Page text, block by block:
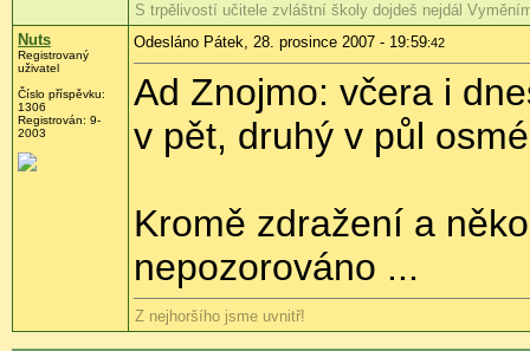
S trpělivostí učitele zvláštní školy dojdeš nejdál
Nuts
Registrovaný
uživatel
Číslo příspěvku:
1306
Registrován: 9-
2003
Odesláno Pátek, 28. prosince 2007 - 19:59:42
Ad Znojmo: včera i
v pět, druhý v půl
Kromě zdražení a
nepozorováno ...
Z nejhoršího jsme uvnitř!